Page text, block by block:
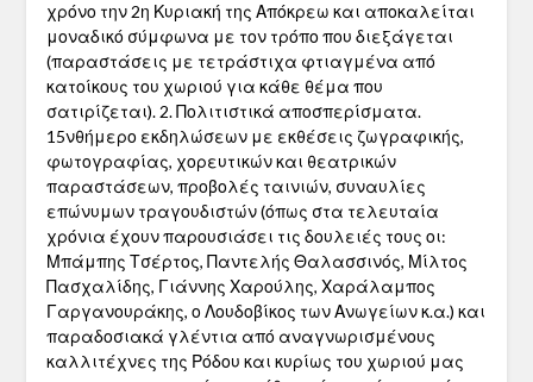
χρόνο την 2η Κυριακή της Απόκρεω και αποκαλείται
μοναδικό σύμφωνα με τον τρόπο που διεξάγεται
(παραστάσεις με τετράστιχα φτιαγμένα από
κατοίκους του χωριού για κάθε θέμα που
σατιρίζεται). 2. Πολιτιστικά αποσπερίσματα.
15νθήμερο εκδηλώσεων με εκθέσεις ζωγραφικής,
φωτογραφίας, χορευτικών και θεατρικών
παραστάσεων, προβολές ταινιών, συναυλίες
επώνυμων τραγουδιστών (όπως στα τελευταία
χρόνια έχουν παρουσιάσει τις δουλειές τους οι:
Μπάμπης Τσέρτος, Παντελής Θαλασσινός, Μίλτος
Πασχαλίδης, Γιάννης Χαρούλης, Χαράλαμπος
Γαργανουράκης, ο Λουδοβίκος των Ανωγείων κ.α.) και
παραδοσιακά γλέντια από αναγνωρισμένους
καλλιτέχνες της Ρόδου και κυρίως του χωριού μας